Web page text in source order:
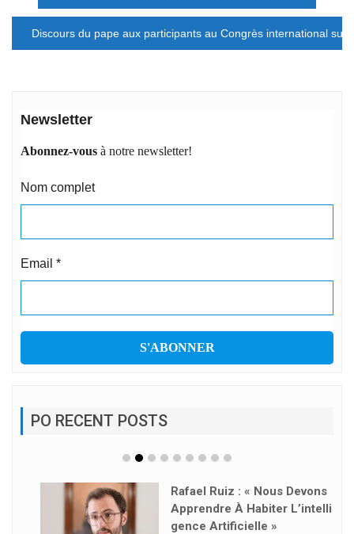
l’article
Discours du pape aux participants au Congrès international sur
Newsletter
Abonnez-vous à notre newsletter!
Nom complet
Email *
PO RECENT POSTS
Rafael Ruiz : « Nous Devons
Apprendre À Habiter L’intelli
Gence Artificielle »